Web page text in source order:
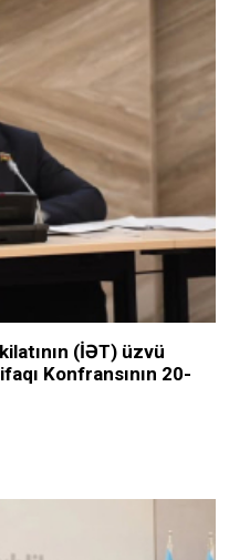
(İƏT) üzvü
Konfransının 20-